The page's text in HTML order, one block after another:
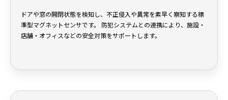
ドアや窓の開閉状態を検知し、不正侵入や異常を素早く察知する標
準型マグネットセンサです。 防犯システムとの連携により、施設・
店舗・オフィスなどの安全対策をサポートします。